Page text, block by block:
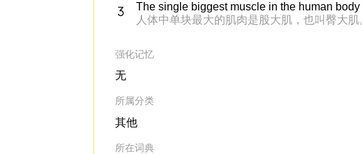
The single biggest muscle in the human
人体中单块最大的肌肉是股大肌，也叫臀大肌
强化记忆
无
所属分类
其他
所在词典